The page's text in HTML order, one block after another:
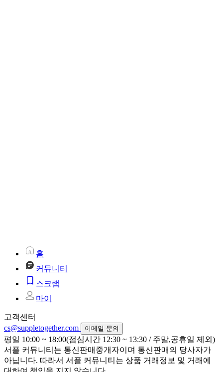
홈
커뮤니티
스크랩
마이
고객센터
cs@suppletogether.com
이메일 문의
평일 10:00 ~ 18:00(점심시간 12:30 ~ 13:30 / 주말,공휴일 제외)
서플 커뮤니티는 통신판매중개자이며 통신판매의 당사자가
아닙니다. 따라서 서플 커뮤니티는 상품 거래정보 및 거래에